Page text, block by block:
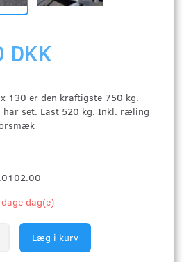
130 er den kraftigste 750 kg.
har set. Last 520 kg. Inkl. ræling
dag(e)
Læg i kurv